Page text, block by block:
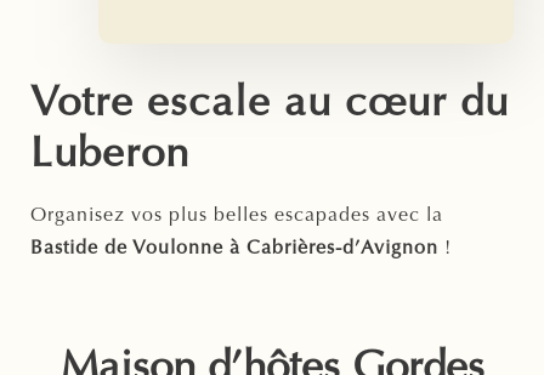
Votre escale au cœur du
Luberon
Organisez vos plus belles escapades avec la
Bastide de Voulonne à Cabrières-d’Avignon !